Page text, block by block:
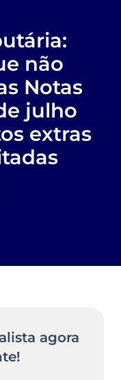
não
Notas
julho
extras
agora